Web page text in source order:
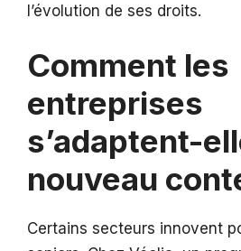
l’évolution de ses droits.
Comment les
entreprises
s’adaptent-
nouveau
Certains secteurs innovent